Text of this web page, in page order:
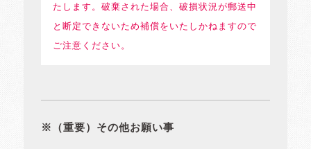
たします。破棄された場合、破損状況が郵送中
と断定できないため補償をいたしかねますので
ご注意ください。
※（重要）その他お願い事